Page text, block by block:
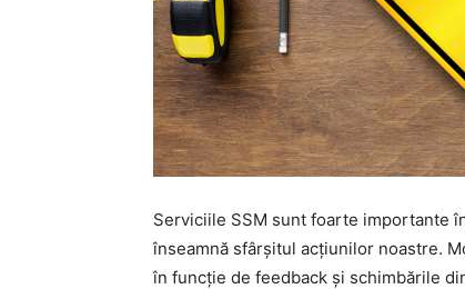
Serviciile SSM sunt foarte importante
înseamnă sfârșitul acțiunilor noastre.
în funcție de feedback și schimbările